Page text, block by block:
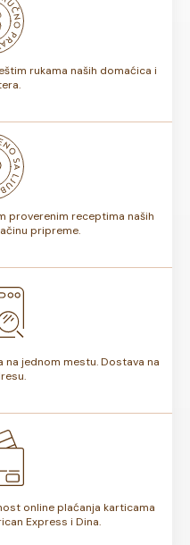
je istaknut na deklaraciji
rukama naših domaćica i
proverenim receptima naših
pripreme.
jednom mestu. Dostava na
online plaćanja karticama
Express i Dina.